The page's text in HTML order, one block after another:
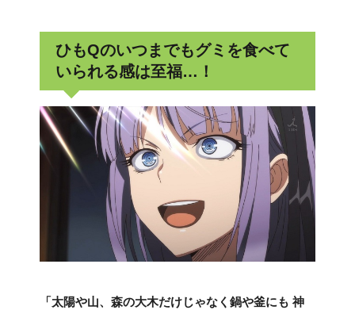
ひもQのいつまでもグミを食べて
いられる感は至福…！
「太陽や山、森の大木だけじゃなく鍋や釜にも 神